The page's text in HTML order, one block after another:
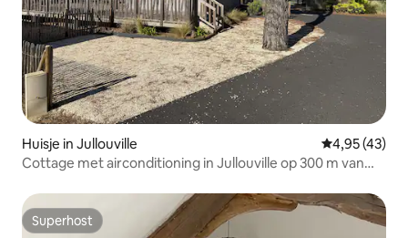
Huisje in Jullouville Gemiddelde
4,95 (43)
Cottage met airconditioning in Jullouville op 300 m van
Superhost
Superhost